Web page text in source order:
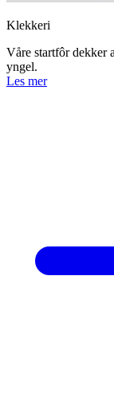
Klekkeri
Våre startfôr dekker
yngel.
Les mer